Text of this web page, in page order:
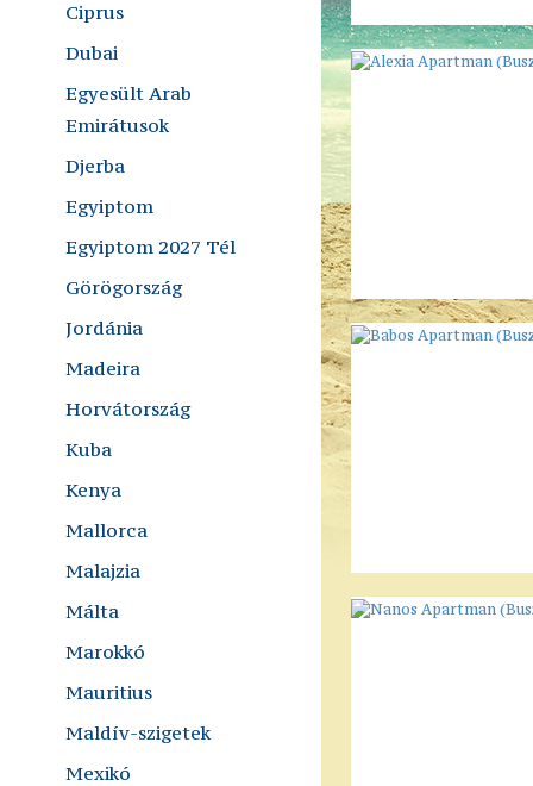
Ciprus
Dubai
Egyesült Arab
Emirátusok
Djerba
Egyiptom
Egyiptom 2027 Tél
Görögország
Jordánia
Madeira
Horvátország
Kuba
Kenya
Mallorca
Malajzia
Málta
Marokkó
Mauritius
Maldív-szigetek
Mexikó